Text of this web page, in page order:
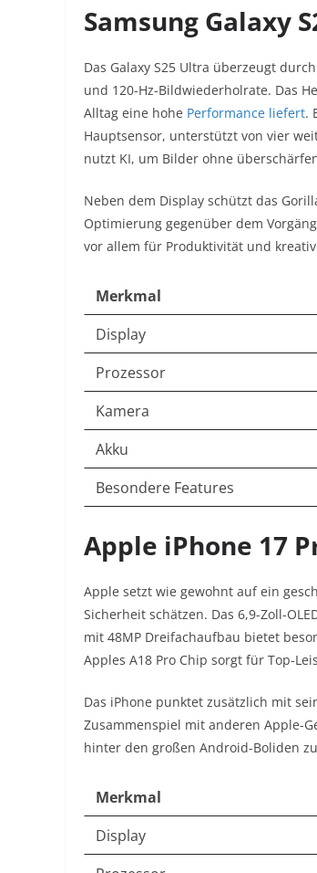
Samsung Galaxy
Das Galaxy S25 Ultra überzeugt
und 120-Hz-Bildwiederholrate. Das
Alltag eine hohe Performance liefert.
Hauptsensor, unterstützt von vier
nutzt KI, um Bilder ohne
Neben dem Display schützt das
Optimierung gegenüber dem
vor allem für Produktivität und
Merkmal
Display
Prozessor
Kamera
Akku
Besondere Features
Apple iPhone 17
Apple setzt wie gewohnt auf ein
Sicherheit schätzen. Das 6,9-Zoll-
mit 48MP Dreifachaufbau bietet
Apples A18 Pro Chip sorgt für Top-
Das iPhone punktet zusätzlich mit
Zusammenspiel mit anderen Apple-
hinter den großen Android-Boliden
Merkmal
Display